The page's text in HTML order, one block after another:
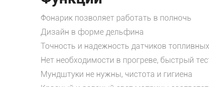
Фонарик позволяет работать в полночь
Дизайн в форме дельфина
Точность и надежность датчиков
Нет необходимости в прогреве, быстрый
Мундштуки не нужны, чистота и гигиена